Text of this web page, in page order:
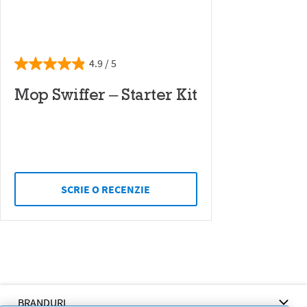
4.9
Mop Swiffer – Starter Kit
SCRIE O RECENZIE
BRANDURI